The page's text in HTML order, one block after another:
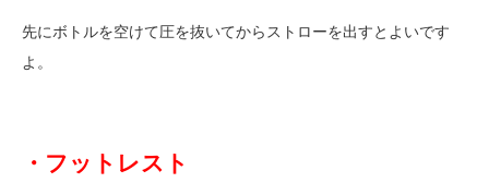
先にボトルを空けて圧を抜いてからストローを出すとよいです
よ。
・フットレスト